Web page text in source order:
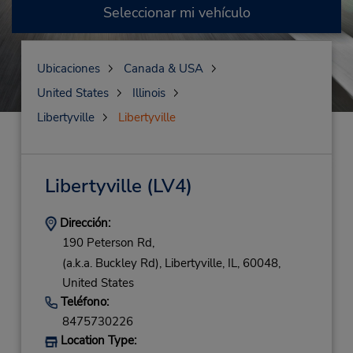
Seleccionar mi vehículo
Ubicaciones
Canada & USA
United States
Illinois
Libertyville
Libertyville
Libertyville (LV4)
Dirección:
190 Peterson Rd,
(a.k.a. Buckley Rd), Libertyville, IL, 60048,
United States
Teléfono:
8475730226
Location Type: